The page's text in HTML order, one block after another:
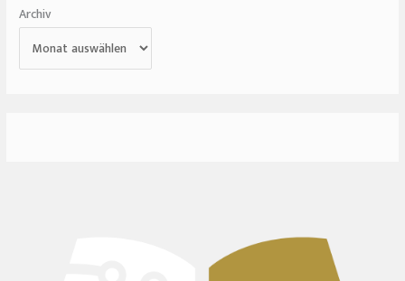
Archiv